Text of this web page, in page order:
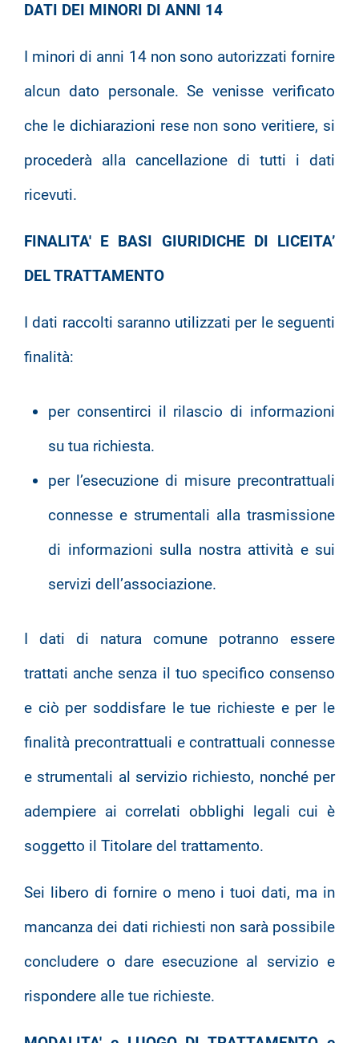
DATI DEI MINORI DI ANNI 14
I minori di anni 14 non sono autorizzati fornire
alcun dato personale. Se venisse verificato
che le dichiarazioni rese non sono veritiere, si
procederà alla cancellazione di tutti i dati
ricevuti.
FINALITA' E BASI GIURIDICHE DI LICEITA’
DEL TRATTAMENTO
I dati raccolti saranno utilizzati per le seguenti
finalità:
per consentirci il rilascio di informazioni
su tua richiesta.
per l’esecuzione di misure precontrattuali
connesse e strumentali alla trasmissione
di informazioni sulla nostra attività e sui
servizi dell’associazione.
I dati di natura comune potranno essere
trattati anche senza il tuo specifico consenso
e ciò per soddisfare le tue richieste e per le
finalità precontrattuali e contrattuali connesse
e strumentali al servizio richiesto, nonché per
adempiere ai correlati obblighi legali cui è
soggetto il Titolare del trattamento.
Sei libero di fornire o meno i tuoi dati, ma in
mancanza dei dati richiesti non sarà possibile
concludere o dare esecuzione al servizio e
rispondere alle tue richieste.